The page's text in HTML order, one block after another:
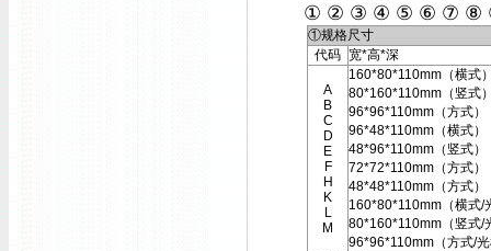
① ② ③ ④ ⑤ ⑥ ⑦ ⑧
①规格尺寸
代码 宽*高*深
A
B
C
D
E
F
H
K
L
M
160*80*110mm（横式
80*160*110mm（竖式
96*96*110mm（方式）
96*48*110mm（横式）
48*96*110mm（竖式）
72*72*110mm（方式）
48*48*110mm（方式）
160*80*110mm（横式/
80*160*110mm（竖式/
96*96*110mm（方式/